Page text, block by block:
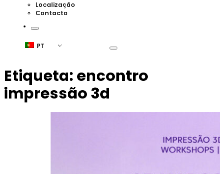
Localização
Contacto
PT
Etiqueta: encontro
impressão 3d